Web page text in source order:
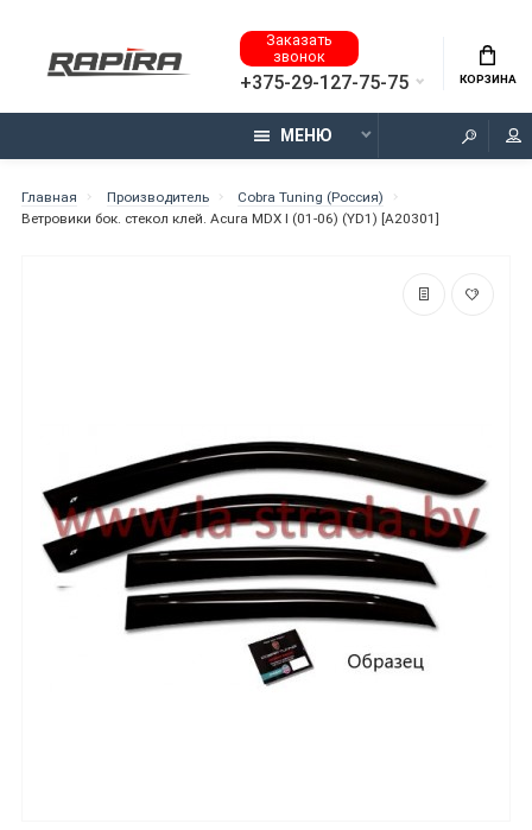
Заказать
звонок
+375-29-127-75-75 КОРЗИНА
МЕНЮ
Главная Производитель
Cobra Tuning (Россия)
Ветровики бок. стекол клей. Acura MDX I (01-06) (YD1) [A20301]